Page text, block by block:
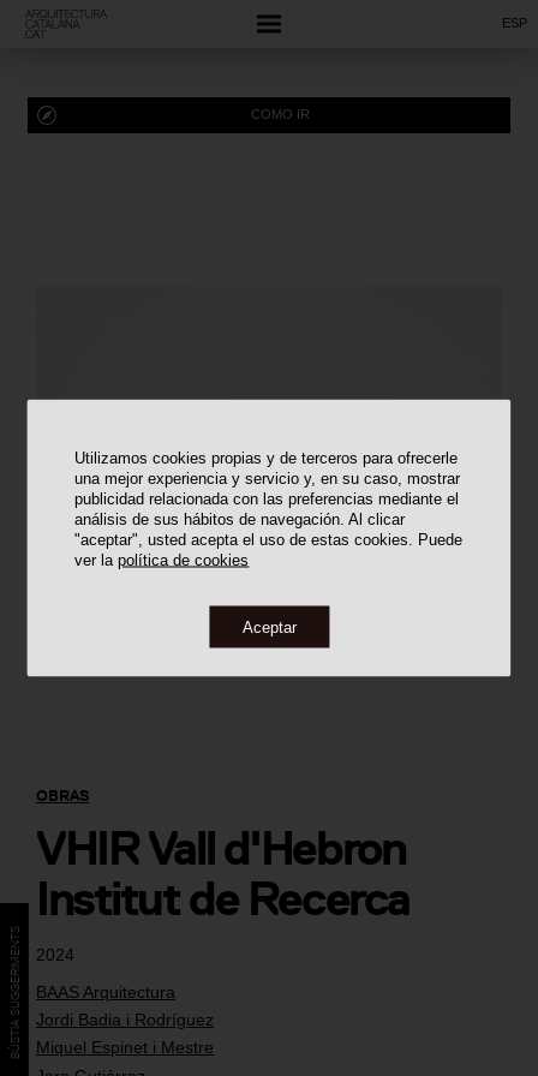
Utilizamos cookies propias y de terceros para ofrecerle
una mejor experiencia y servicio y, en su caso, mostrar
publicidad relacionada con las preferencias mediante el
análisis de sus hábitos de navegación. Al clicar
"aceptar", usted acepta el uso de estas cookies. Puede
ver lapolítica de cookies
Aceptar
ESP
2024
BAAS Arquitectura
Jordi Badia i Rodríguez
Miquel Espinet i Mestre
OBRAS
VHIR Vall d'Hebron
Institut de Recerca
COMO IR
BÚSTIA SUGGERIMENTS